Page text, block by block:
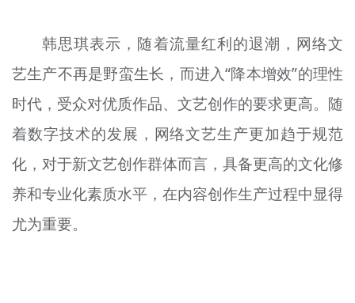
韩思琪表示，随着流量红利的退潮，网络文
艺生产不再是野蛮生长，而进入“降本增效”的理性
时代，受众对优质作品、文艺创作的要求更高。随
着数字技术的发展，网络文艺生产更加趋于规范
化，对于新文艺创作群体而言，具备更高的文化修
养和专业化素质水平，在内容创作生产过程中显得
尤为重要。